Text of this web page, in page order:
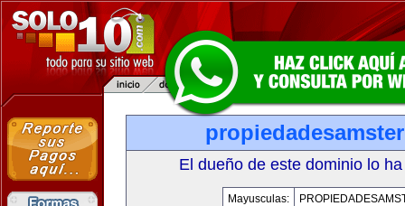
El dueño de este dominio lo
Mayusculas: